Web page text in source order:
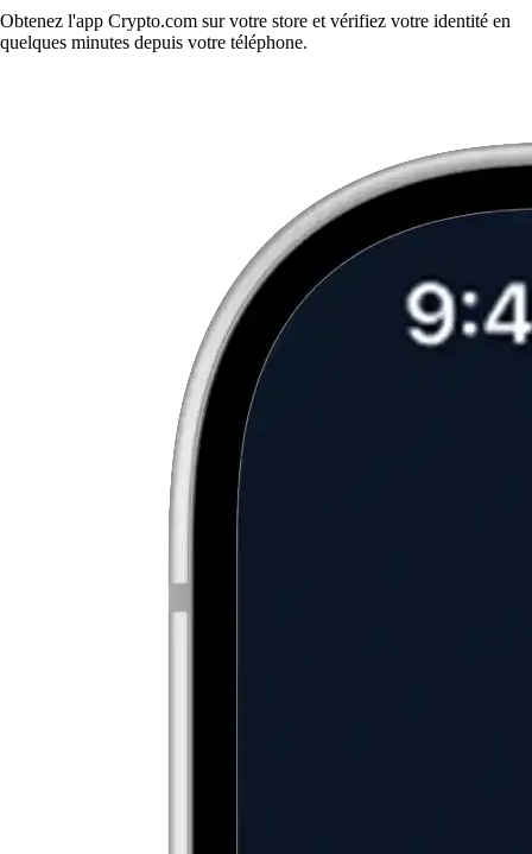
Obtenez l'app Crypto.com sur votre store et vérifiez votre identité en
quelques minutes depuis votre téléphone.